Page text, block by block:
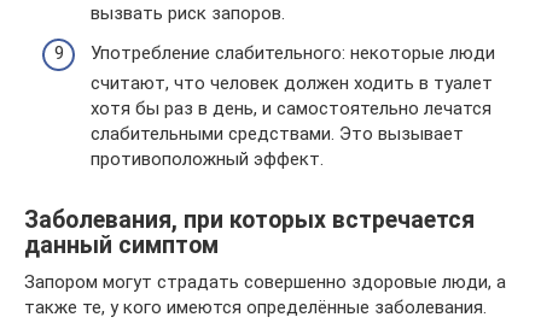
вызвать риск запоров.
Употребление слабительного: некоторые люди
считают, что человек должен ходить в туалет
хотя бы раз в день, и самостоятельно лечатся
слабительными средствами. Это вызывает
противоположный эффект.
Заболевания, при которых встречается
данный симптом
Запором могут страдать совершенно здоровые люди, а
также те, у кого имеются определённые заболевания.